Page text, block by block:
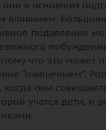
в основном
влиянием.
подавление
что это может
“очищением”.
они
учатся дети, и